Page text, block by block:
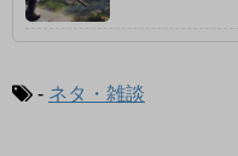
- ネタ・雑談